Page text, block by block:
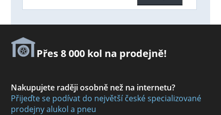
Přes 8 000 kol na prodejně!
Nakupujete raději osobně než na internetu?
Přijeďte se podívat do největší české specializované
prodejny alukol a pneu